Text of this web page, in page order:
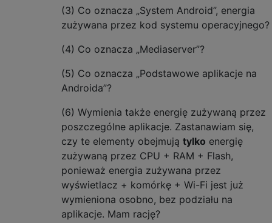
(3) Co oznacza „System Android”, energia
zużywana przez kod systemu operacyjnego?
(4) Co oznacza „Mediaserver”?
(5) Co oznacza „Podstawowe aplikacje na
Androida”?
(6) Wymienia także energię zużywaną przez
poszczególne aplikacje. Zastanawiam się,
czy te elementy obejmują tylko energię
zużywaną przez CPU + RAM + Flash,
ponieważ energia zużywana przez
wyświetlacz + komórkę + Wi-Fi jest już
wymieniona osobno, bez podziału na
aplikacje. Mam rację?